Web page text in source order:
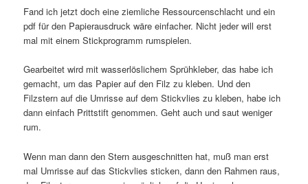
Fand ich jetzt doch eine ziemliche Ressourcenschlacht und ein
pdf für den Papierausdruck wäre einfacher. Nicht jeder will erst
mal mit einem Stickprogramm rumspielen.
Gearbeitet wird mit wasserlöslichem Sprühkleber, das habe ich
gemacht, um das Papier auf den Filz zu kleben. Und den
Filzstern auf die Umrisse auf dem Stickvlies zu kleben, habe ich
dann einfach Prittstift genommen. Geht auch und saut weniger
rum.
Wenn man dann den Stern ausgeschnitten hat, muß man erst
mal Umrisse auf das Stickvlies sticken, dann den Rahmen raus,